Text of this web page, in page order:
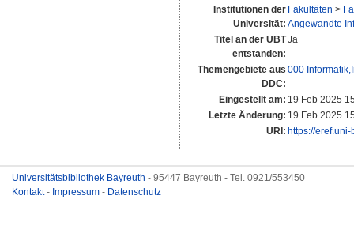
Institutionen der
Universität:
Fakultäten >
Angewandte
Titel an der UBT
entstanden:
Ja
Themengebiete aus
DDC:
000
Eingestellt am: 19 Feb 2025
Letzte Änderung: 19 Feb 2025
URI: https://
Universitätsbibliothek Bayreuth - 95447 Bayreuth - Tel. 0921/553450
Kontakt- Impressum - Datenschutz